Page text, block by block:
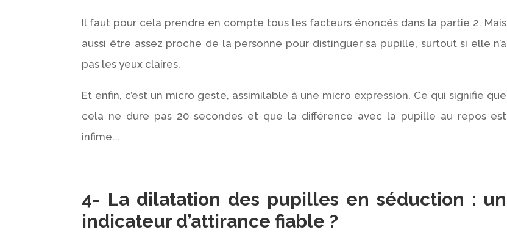
Il faut pour cela prendre en compte tous les facteurs énoncés dans la partie 2. Mais
aussi être assez proche de la personne pour distinguer sa pupille, surtout si elle n’a
pas les yeux claires.
Et enfin, c’est un micro geste, assimilable à une micro expression. Ce qui signifie que
cela ne dure pas 20 secondes et que la différence avec la pupille au repos est
infime….
4- La dilatation des pupilles en séduction : un
indicateur d’attirance fiable ?